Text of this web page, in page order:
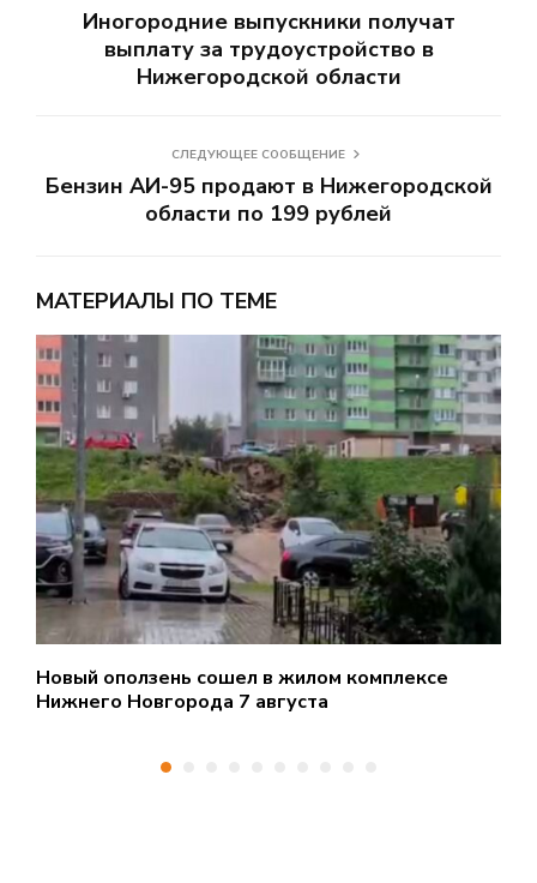
Иногородние выпускники получат
выплату за трудоустройство в
Нижегородской области
СЛЕДУЮЩЕЕ СООБЩЕНИЕ
Бензин АИ-95 продают в Нижегородской
области по 199 рублей
МАТЕРИАЛЫ ПО ТЕМЕ
Новый оползень сошел в жилом комплексе
Нижнего Новгорода 7 августа